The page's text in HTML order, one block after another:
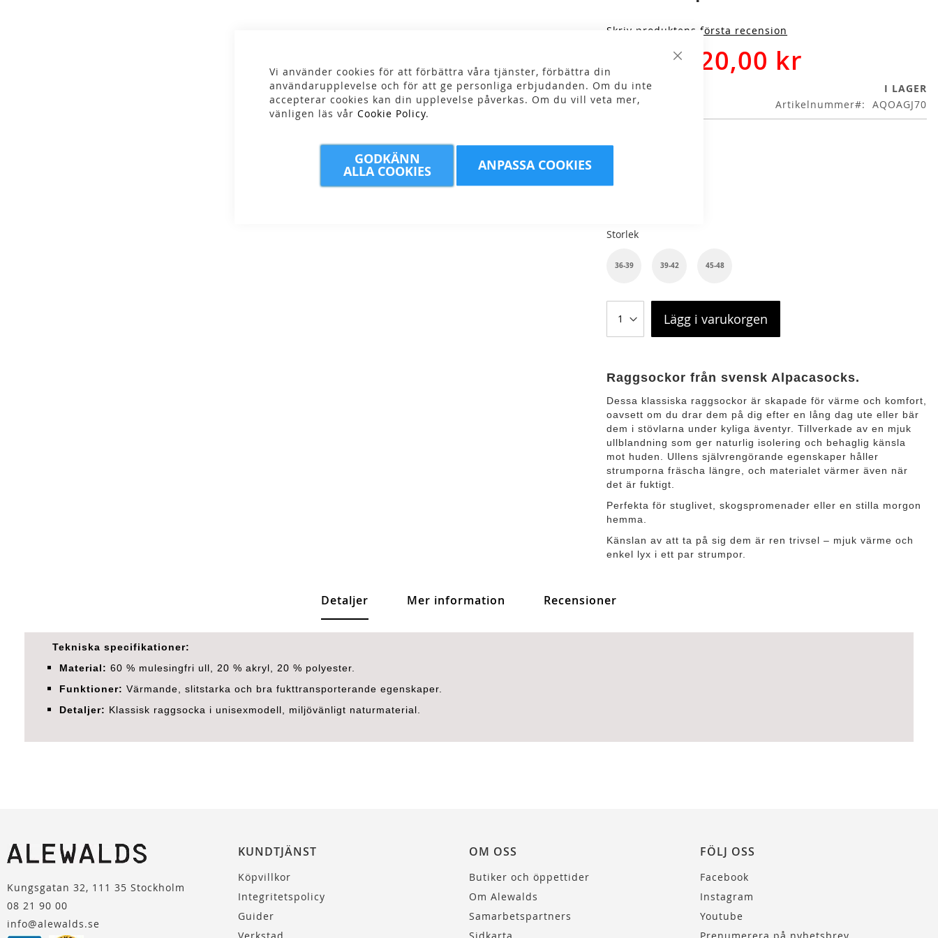
Stäng
Vi använder cookies för att förbättra våra tjänster, förbättra din
användarupplevelse och för att ge personliga erbjudanden. Om du inte
accepterar cookies kan din upplevelse påverkas. Om du vill veta mer,
vänligen läs vår Cookie Policy.
GODKÄNN
ALLA COOKIES ANPASSA COOKIES
Skriv produktens första recension
120,00 kr
I LAGER
Artikelnummer
AQOAGJ70
Storlek
36-39 39-42 45-48
Lägg i varukorgen
Raggsockor från svensk Alpacasocks.
Dessa klassiska raggsockor är skapade för värme och komfort,
oavsett om du drar dem på dig efter en lång dag ute eller bär
dem i stövlarna under kyliga äventyr. Tillverkade av en mjuk
ullblandning som ger naturlig isolering och behaglig känsla
mot huden. Ullens självrengörande egenskaper håller
strumporna fräscha längre, och materialet värmer även när
det är fuktigt.
Perfekta för stuglivet, skogspromenader eller en stilla morgon
hemma.
Känslan av att ta på sig dem är ren trivsel – mjuk värme och
enkel lyx i ett par strumpor.
Detaljer
Tekniska specifikationer:
Material: 60 % mulesingfri ull, 20 % akryl, 20 % polyester.
Funktioner: Värmande, slitstarka och bra fukttransporterande egenskaper.
Detaljer: Klassisk raggsocka i unisexmodell, miljövänligt naturmaterial.
Mer information Recensioner
Kungsgatan 32, 111 35 Stockholm
08 21 90 00
info@alewalds.se
KUNDTJÄNST
Köpvillkor
Integritetspolicy
Guider
OM OSS
Butiker och öppettider
Om Alewalds
Samarbetspartners
FÖLJ OSS
Facebook
Instagram
Youtube